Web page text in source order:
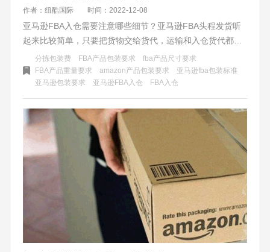
作者：纽酷国际 时间：2022-12-08
亚马逊FBA入仓需要注意哪些细节？亚马逊FBA头程发货听
起来比较简单，只要把货物交给货代，运输和入仓货代都会
帮你搞定。搞不定就是货代不够专业、能力不足。是这样
吗？事实不是如此，FBA入仓没有想象的这么简单。货代也
需要有专业的物流知识，在卖家没有做好的，需要提醒客户
做到符合亚马逊的标准，让货物顺利入仓并上架。
分拣包装费 FBA产品包装要求
fba产品尺寸要求
FBA产品重量要求
amazon产品包装要求
亚马逊fba包装标准
亚马逊包装要求
亚马逊FBA入仓 FBA入仓